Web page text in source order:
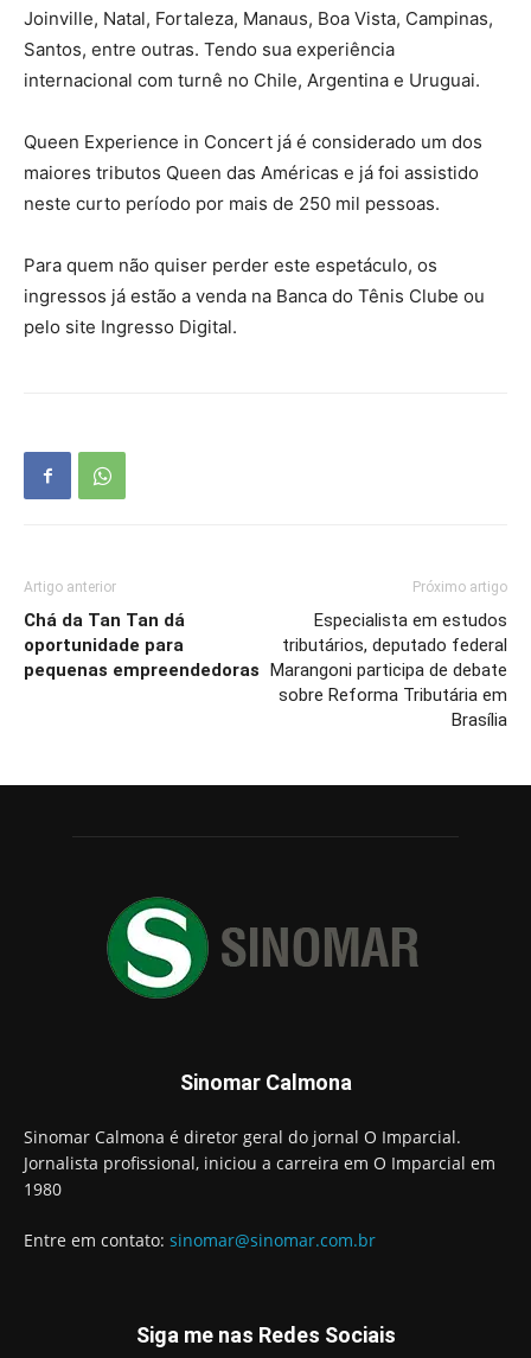
Joinville, Natal, Fortaleza, Manaus, Boa Vista, Campinas,
Santos, entre outras. Tendo sua experiência
internacional com turnê no Chile, Argentina e Uruguai.
Queen Experience in Concert já é considerado um dos
maiores tributos Queen das Américas e já foi assistido
neste curto período por mais de 250 mil pessoas.
Para quem não quiser perder este espetáculo, os
ingressos já estão a venda na Banca do Tênis Clube ou
pelo site Ingresso Digital.
Artigo anterior
Chá da Tan Tan dá
oportunidade para
pequenas empreendedoras
Próximo artigo
Especialista em estudos
tributários, deputado federal
Marangoni participa de debate
sobre Reforma Tributária em
Brasília
Sinomar Calmona
Sinomar Calmona é diretor geral do jornal O Imparcial.
Jornalista profissional, iniciou a carreira em O Imparcial em
1980
Entre em contato: sinomar@sinomar.com.br
Siga me nas Redes Sociais